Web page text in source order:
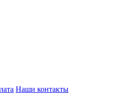
Наши контакты